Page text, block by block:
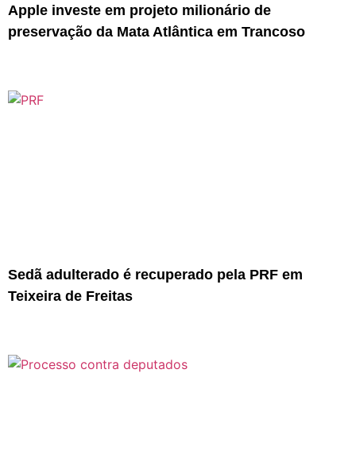
Apple investe em projeto milionário de
preservação da Mata Atlântica em Trancoso
Sedã adulterado é recuperado pela PRF em
Teixeira de Freitas